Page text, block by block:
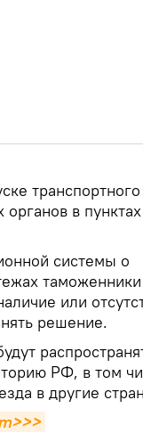
транспортного
в
системы о
или
решение.
РФ, в том
в другие